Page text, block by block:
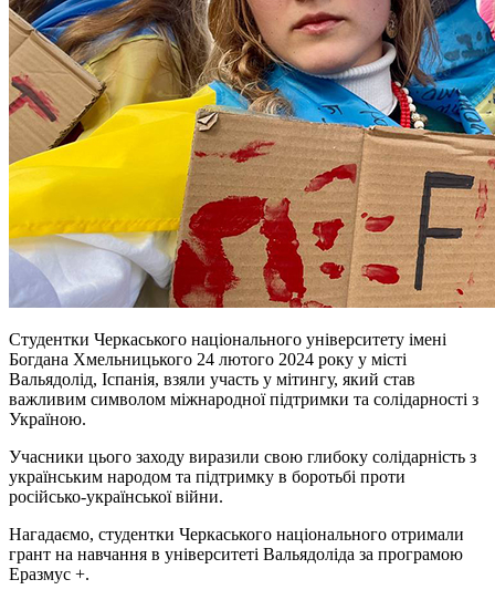
Студентки Черкаського національного університету імені
Богдана Хмельницького 24 лютого 2024 року у місті
Вальядолід, Іспанія, взяли участь у мітингу, який став
важливим символом міжнародної підтримки та солідарності з
Україною.
Учасники цього заходу виразили свою глибоку солідарність з
українським народом та підтримку в боротьбі проти
російсько-української війни.
Нагадаємо, студентки Черкаського національного отримали
грант на навчання в університеті Вальядоліда за програмою
Еразмус +.